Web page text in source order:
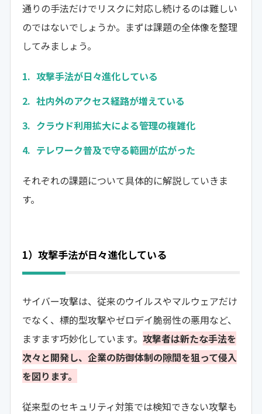
通りの手法だけでリスクに対応し続けるのは難しい
のではないでしょうか。まずは課題の全体像を整理
してみましょう。
攻撃手法が日々進化している
社内外のアクセス経路が増えている
クラウド利用拡大による管理の複雑化
テレワーク普及で守る範囲が広がった
それぞれの課題について具体的に解説していきま
す。
1）攻撃手法が日々進化している
サイバー攻撃は、従来のウイルスやマルウェアだけ
でなく、標的型攻撃やゼロデイ脆弱性の悪用など、
ますます巧妙化しています。 攻撃者は新たな手法を
次々と開発し、企業の防御体制の隙間を狙って侵入
を図ります。
従来型のセキュリティ対策では検知できない攻撃も